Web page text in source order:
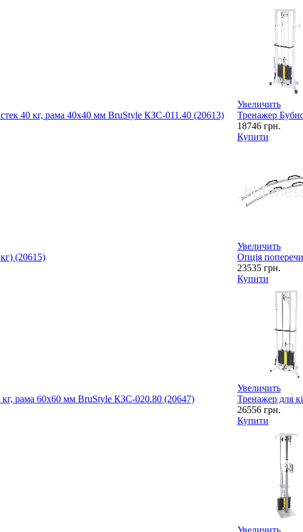
40 кг, рама 40х40 мм BruStyle КЗС-011.40 (20613)
Увеличить
Тренажер
18746 грн.
Купити
(20615)
Увеличить
Опція
23535 грн.
Купити
кг, рама 60х60 мм BruStyle КЗС-020.80 (20647)
Увеличить
Тренажер для
26556 грн.
Купити
Увеличить